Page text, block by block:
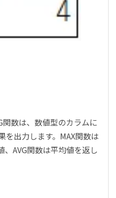
関数は、数値型のカラムに
を出力します。MAX関数は
AVG関数は平均値を返し